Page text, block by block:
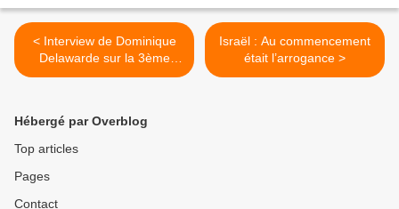
< Interview de Dominique
Delawarde sur la 3ème
intifida en Palestine*
Israël : Au commencement
était l’arrogance >
Hébergé par Overblog
Top articles
Pages
Contact